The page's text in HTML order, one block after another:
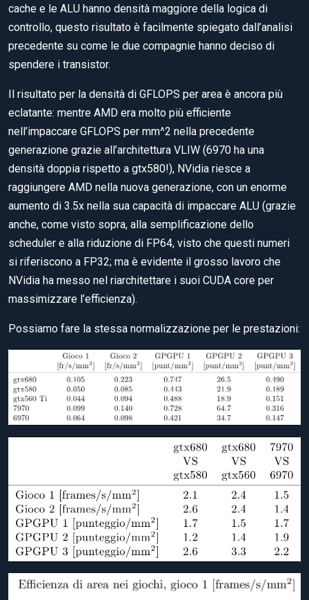
cache e le ALU hanno densità maggiore della logica di
controllo, questo risultato è facilmente spiegato dall’analisi
precedente su come le due compagnie hanno deciso di
spendere i transistor.
Il risultato per la densità di GFLOPS per area è ancora più
eclatante: mentre AMD era molto più efficiente
nell’impaccare GFLOPS per mm^2 nella precedente
generazione grazie all’architettura VLIW (6970 ha una
densità doppia rispetto a gtx580!), NVidia riesce a
raggiungere AMD nella nuova generazione, con un enorme
aumento di 3.5x nella sua capacità di impaccare ALU (grazie
anche, come visto sopra, alla semplificazione dello
scheduler e alla riduzione di FP64, visto che questi numeri
si riferiscono a FP32; ma è evidente il grosso lavoro che
NVidia ha messo nel riarchitettare i suoi CUDA core per
massimizzare l’efficienza).
Possiamo fare la stessa normalizzazione per le prestazioni: